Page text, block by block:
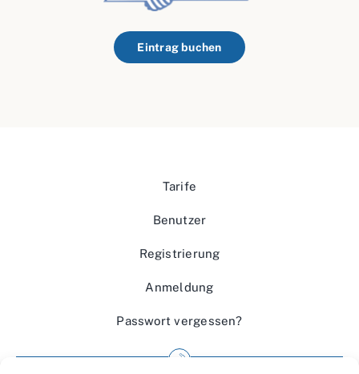
Eintrag buchen
Tarife
Benutzer
Registrierung
Anmeldung
Passwort vergessen?